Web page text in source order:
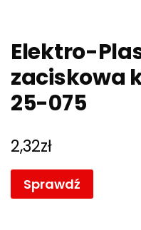
Elektro-
zaciskowa
25-075
2,32zł
Sprawdź